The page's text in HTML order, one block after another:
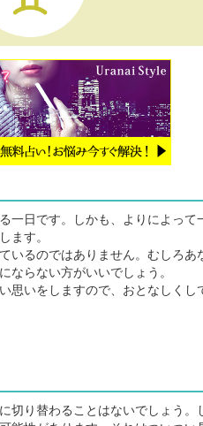
日です。しかも、よりによって
ます。
るのではありません。むしろあ
ならない方がいいでしょう。
いをしますので、おとなしくし
り替わることはないでしょう。